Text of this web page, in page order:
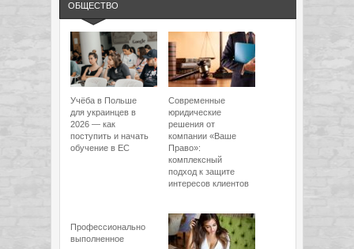
ОБЩЕСТВО
Учёба в Польше
для украинцев в
2026 — как
поступить и начать
обучение в ЕС
Современные
юридические
решения от
компании «Ваше
Право»:
комплексный
подход к защите
интересов клиентов
Профессионально
выполненное